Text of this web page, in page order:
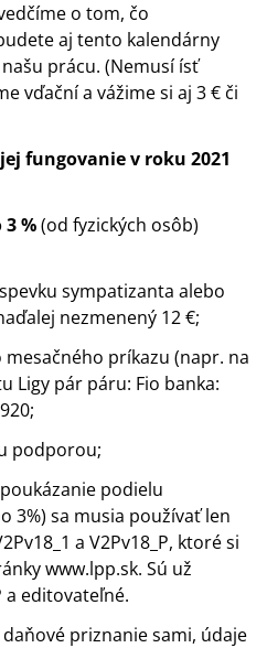
o tom, čo
aj tento kalendárny
prácu. (Nemusí ísť
vďační a vážime si aj 3 € či
fungovanie v roku 2021
%(od fyzických osôb)
sympatizanta alebo
nezmenený 12 €;
príkazu (napr. na
Ligy pár páru: Fio banka:
podporou;
podielu
3%) sa musia používať len
a V2Pv18_P, ktoré si
www.lpp.sk. Sú už
a editovateľné.
priznanie sami, údaje